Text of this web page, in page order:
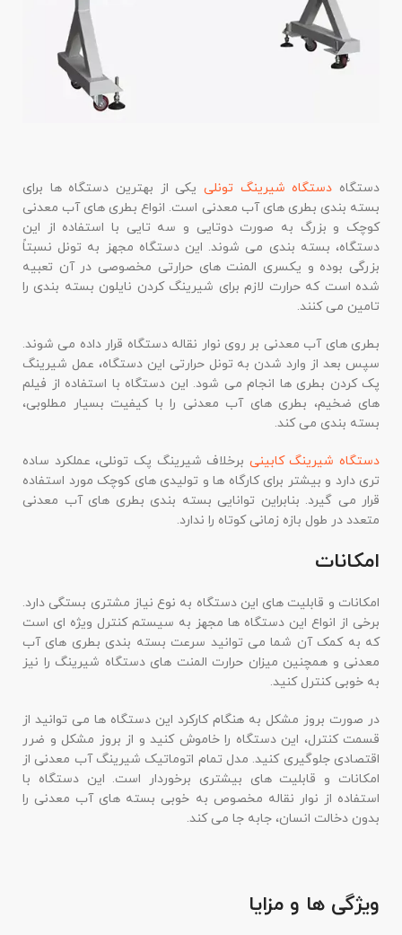
دستگاه دستگاه شیرینگ تونلی یکی از بهترین دستگاه ها برای
بسته بندی بطری های آب معدنی است. انواع بطری های آب معدنی
کوچک و بزرگ به صورت دوتایی و سه تایی با استفاده از این
دستگاه، بسته بندی می شوند. این دستگاه مجهز به تونل نسبتاً
بزرگی بوده و یکسری المنت های حرارتی مخصوصی در آن تعبیه
شده است که حرارت لازم برای شیرینگ کردن نایلون بسته بندی را
تامین می کنند.
بطری های آب معدنی بر روی نوار نقاله دستگاه قرار داده می شوند.
سپس بعد از وارد شدن به تونل حرارتی این دستگاه، عمل شیرینگ
پک کردن بطری ها انجام می شود. این دستگاه با استفاده از فیلم
های ضخیم، بطری های آب معدنی را با کیفیت بسیار مطلوبی،
بسته بندی می کند.
دستگاه شیرینگ کابینی برخلاف شیرینگ پک تونلی، عملکرد ساده
تری دارد و بیشتر برای کارگاه ها و تولیدی های کوچک مورد استفاده
قرار می گیرد. بنابراین توانایی بسته بندی بطری های آب معدنی
متعدد در طول بازه زمانی کوتاه را ندارد.
امکانات
امکانات و قابلیت های این دستگاه به نوع نیاز مشتری بستگی دارد.
برخی از انواع این دستگاه ها مجهز به سیستم کنترل ویژه ای است
که به کمک آن شما می توانید سرعت بسته بندی بطری های آب
معدنی و همچنین میزان حرارت المنت های دستگاه شیرینگ را نیز
به خوبی کنترل کنید.
در صورت بروز مشکل به هنگام کارکرد این دستگاه ها می توانید از
قسمت کنترل، این دستگاه را خاموش کنید و از بروز مشکل و ضرر
اقتصادی جلوگیری کنید. مدل تمام اتوماتیک شیرینگ آب معدنی از
امکانات و قابلیت های بیشتری برخوردار است. این دستگاه با
استفاده از نوار نقاله مخصوص به خوبی بسته های آب معدنی را
بدون دخالت انسان، جابه جا می کند.
ویژگی ها و مزایا